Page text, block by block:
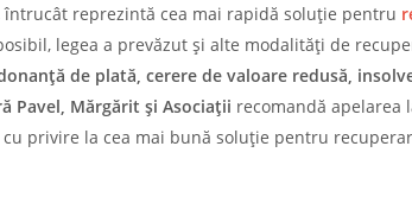
întrucât reprezintă cea mai rapidă soluție pentru
legea a prevăzut și alte modalități de
de plată, cerere de valoare redusă,
Pavel, Mărgărit și Asociații recomandă apelarea
privire la cea mai bună soluție pentru